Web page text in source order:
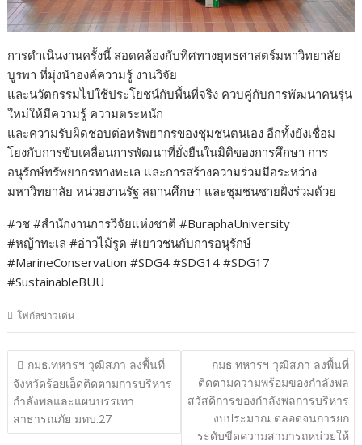
การดำเนินงานครั้งนี้ สอดคล้องกับทิศทางยุทธศาสตร์มหาวิทยาลัย
บูรพา ที่มุ่งนำองค์ความรู้ งานวิจัย
และนวัตกรรมไปใช้ประโยชน์กับพื้นที่จริง ควบคู่กับการพัฒนาคนรุ่น
ใหม่ให้มีความรู้ ความตระหนัก
และความรับผิดชอบต่อทรัพยากรของชุมชนตนเอง อีกทั้งยังเชื่อม
โยงกับการขับเคลื่อนการพัฒนาที่ยั่งยืนในมิติของการศึกษา การ
อนุรักษ์ทรัพยากรทางทะเล และการสร้างความร่วมมือระหว่าง
มหาวิทยาลัย หน่วยงานรัฐ สถานศึกษา และชุมชนชายฝั่งร่วมด้วย
#วช #สำนักงานการวิจัยแห่งชาติ #BuraphaUniversity
#หญ้าทะเล #อ่าวไม้รูด #เยาวชนกับการอนุรักษ์
#MarineConservation #SDG4 #SDG14 #SDG17
#SustainableBUU
โฟกัสข่าวเด่น
แนะแนว
เรื่อง
กมธ.ทหารฯ วุฒิสภา ลงพื้นที่
จังหวัดร้อยเอ็ดติดตามการบริหาร
กำลังพลและแผนบรรเทา
สาธารณภัย มทบ.27
กมธ.ทหารฯ วุฒิสภา ลงพื้นที่
ติดตามความพร้อมของกำลังพล
สวัสดิการของกำลังพลการบริหาร
งบประมาณ ตลอดจนการยก
ระดับขีดความสามารถหน่วยให้